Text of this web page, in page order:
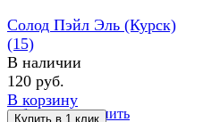
избранное сравнить
Солод Пэйл Эль (Курск)
(15)
В наличии
120 руб.
В корзину